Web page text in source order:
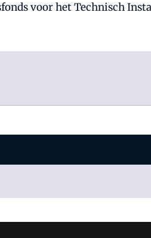
voor het Technisch